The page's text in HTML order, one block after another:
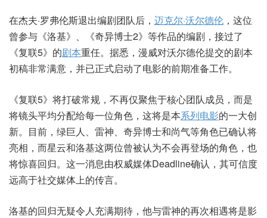
在杰夫·罗弗伦斯退出编剧团队后， 迈克尔·沃尔德伦 ，这位
曾参与《洛基》、《奇异博士2》等作品的编剧，接过了
《复联5》的剧本重任。据悉，漫威对沃尔德伦提交的剧本
初稿非常满意，并已正式启动了电影的前期准备工作。
《复联5》将打破常规，不再仅聚焦于核心团队成员，而是
将镜头平均分配给每一位角色，这将是本系列电影的一大创
新。目前，绿巨人、雷神、奇异博士和尚气等角色已确认将
亮相，而星云和洛基这两位曾被认为不会再登场的角色，也
将惊喜回归。这一消息由权威媒体Deadline确认，其可信度
远高于社交媒体上的传言。
洛基的回归无疑令人充满期待，他与雷神的再次相遇将是影